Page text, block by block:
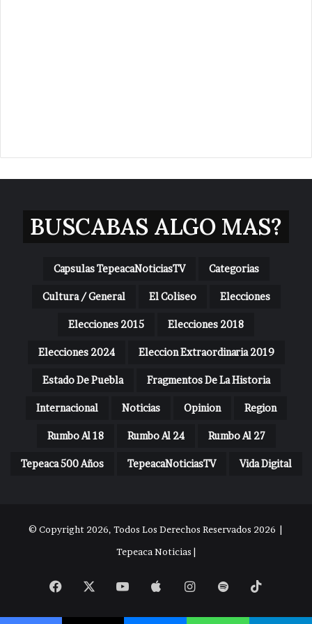
BUSCABAS ALGO MAS?
Capsulas TepeacaNoticiasTV Categorias
Cultura / General El Coliseo Elecciones
Elecciones 2015 Elecciones 2018
Elecciones 2024 Eleccion Extraordinaria 2019
Estado De Puebla Fragmentos De La Historia
Internacional Noticias Opinion Region
Rumbo Al 18 Rumbo Al 24 Rumbo Al 27
Tepeaca 500 Años TepeacaNoticiasTV Vida Digital
© Copyright 2026, Todos Los Derechos Reservados 2026 |
Tepeaca Noticias |
Facebook YouTubeAppleInstagram
Spotify